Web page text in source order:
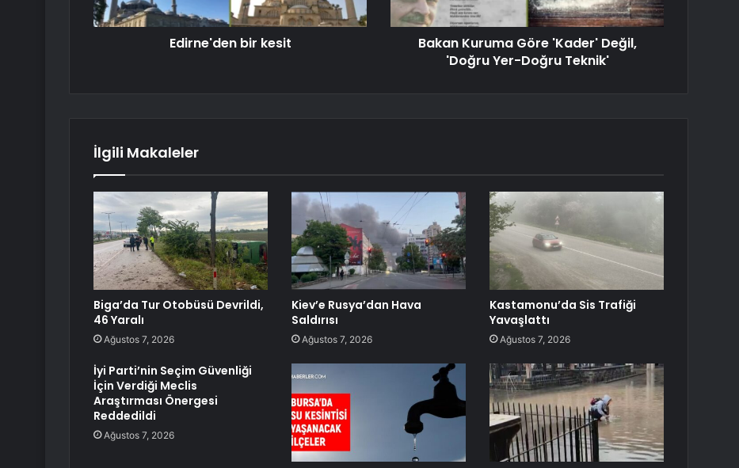
Edirne'den bir kesit
Bakan Kuruma Göre 'Kader' Değil,
'Doğru Yer-Doğru Teknik'
İlgili Makaleler
Biga’da Tur Otobüsü Devrildi,
46 Yaralı
Ağustos 7, 2026
Kiev’e Rusya’dan Hava
Saldırısı
Ağustos 7, 2026
Kastamonu’da Sis Trafiği
Yavaşlattı
Ağustos 7, 2026
İyi Parti’nin Seçim Güvenliği
İçin Verdiği Meclis
Araştırması Önergesi
Reddedildi
Ağustos 7, 2026